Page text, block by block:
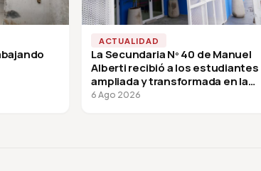
ACTUALIDAD
La Secundaria Nº 40 de Manuel
Alberti recibió a los estudiantes
ampliada y transformada en la
vuelta a clases
6 Ago 2026